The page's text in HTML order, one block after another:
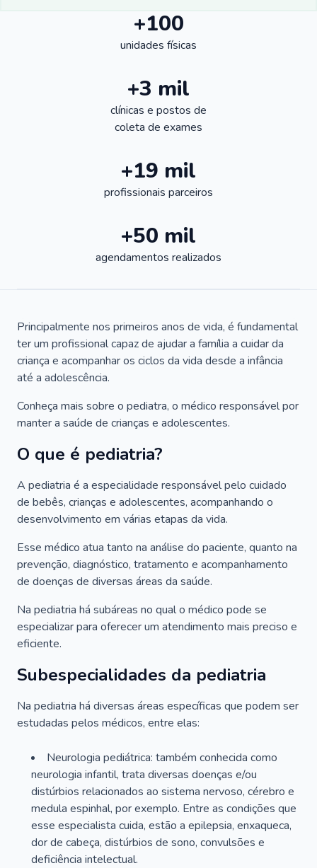
+100
unidades físicas
+3 mil
clínicas e postos de
coleta de exames
+19 mil
profissionais parceiros
+50 mil
agendamentos realizados
Principalmente nos primeiros anos de vida, é fundamental
ter um profissional capaz de ajudar a família a cuidar da
criança e acompanhar os ciclos da vida desde a infância
até a adolescência.
Conheça mais sobre o pediatra, o médico responsável por
manter a saúde de crianças e adolescentes.
O que é pediatria?
A pediatria é a especialidade responsável pelo cuidado
de bebês, crianças e adolescentes, acompanhando o
desenvolvimento em várias etapas da vida.
Esse médico atua tanto na análise do paciente, quanto na
prevenção, diagnóstico, tratamento e acompanhamento
de doenças de diversas áreas da saúde.
Na pediatria há subáreas no qual o médico pode se
especializar para oferecer um atendimento mais preciso e
eficiente.
Subespecialidades da pediatria
Na pediatria há diversas áreas específicas que podem ser
estudadas pelos médicos, entre elas:
Neurologia pediátrica: também conhecida como
neurologia infantil, trata diversas doenças e/ou
distúrbios relacionados ao sistema nervoso, cérebro e
medula espinhal, por exemplo. Entre as condições que
esse especialista cuida, estão a epilepsia, enxaqueca,
dor de cabeça, distúrbios de sono, convulsões e
deficiência intelectual.